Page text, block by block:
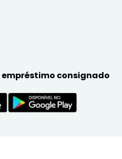
empréstimo consignado